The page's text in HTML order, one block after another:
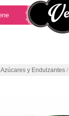
Azúcares y Endulzantes